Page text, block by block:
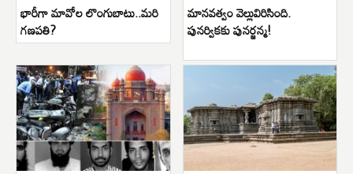
భారీగా మావోల లొంగుబాటు..మరి
గణపతి?
మానవత్వం వెల్లువిరిసింది.
పునర్వికకు పునర్జన్మ!